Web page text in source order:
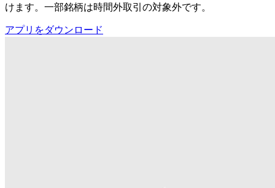
けます。一部銘柄は時間外取引の対象外です。
アプリをダウンロード